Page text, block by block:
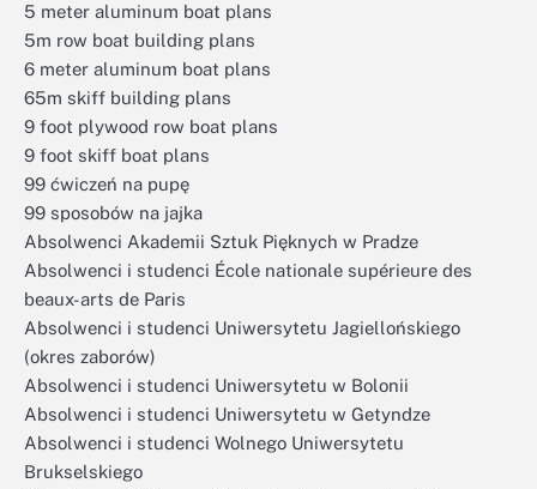
5 meter aluminum boat plans
5m row boat building plans
6 meter aluminum boat plans
65m skiff building plans
9 foot plywood row boat plans
9 foot skiff boat plans
99 ćwiczeń na pupę
99 sposobów na jajka
Absolwenci Akademii Sztuk Pięknych w Pradze
Absolwenci i studenci École nationale supérieure des
beaux-arts de Paris
Absolwenci i studenci Uniwersytetu Jagiellońskiego
(okres zaborów)
Absolwenci i studenci Uniwersytetu w Bolonii
Absolwenci i studenci Uniwersytetu w Getyndze
Absolwenci i studenci Wolnego Uniwersytetu
Brukselskiego